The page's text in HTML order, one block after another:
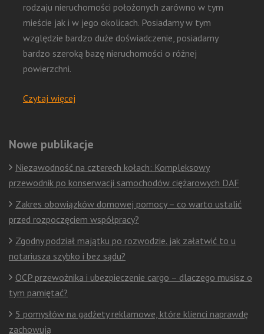
rodzaju nieruchomości położonych zarówno w tym
mieście jak i w jego okolicach. Posiadamy w tym
względzie bardzo duże doświadczenie, posiadamy
bardzo szeroką bazę nieruchomości o różnej
powierzchni.
Czytaj więcej
Nowe publikacje
Niezawodność na czterech kołach: Kompleksowy
przewodnik po konserwacji samochodów ciężarowych DAF
Zakres obowiązków domowej pomocy – co warto ustalić
przed rozpoczęciem współpracy?
Zgodny podział majątku po rozwodzie. jak załatwić to u
notariusza szybko i bez sądu?
OCP przewoźnika i ubezpieczenie cargo – dlaczego musisz o
tym pamiętać?
5 pomysłów na gadżety reklamowe, które klienci naprawdę
zachowują